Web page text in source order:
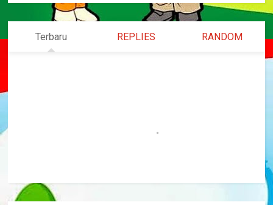
Terbaru REPLIES RANDOM